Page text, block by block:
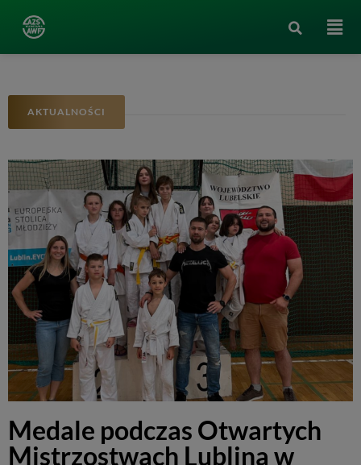
AKTUALNOŚCI
Medale podczas Otwartych
Mistrzostwach Lublina w